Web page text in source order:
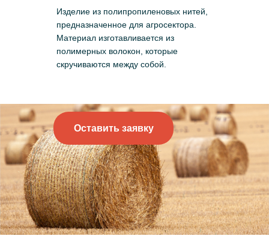
Изделие из полипропиленовых нитей,
предназначенное для агросектора.
Материал изготавливается из
полимерных волокон, которые
скручиваются между собой.
Оставить заявку